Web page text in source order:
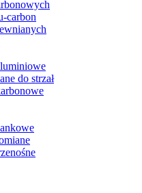
carbon
do strzał